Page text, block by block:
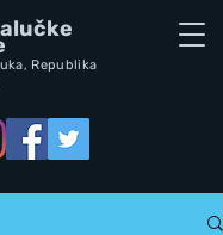
Republika